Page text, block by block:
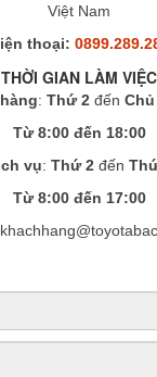
Việt Nam
thoại:
THỜI GIAN LÀM VIỆC
: Thứ 2đến
Từ 8:00 đến 18:00
vụ: Thứ 2 đến
Từ 8:00 đến 17:00